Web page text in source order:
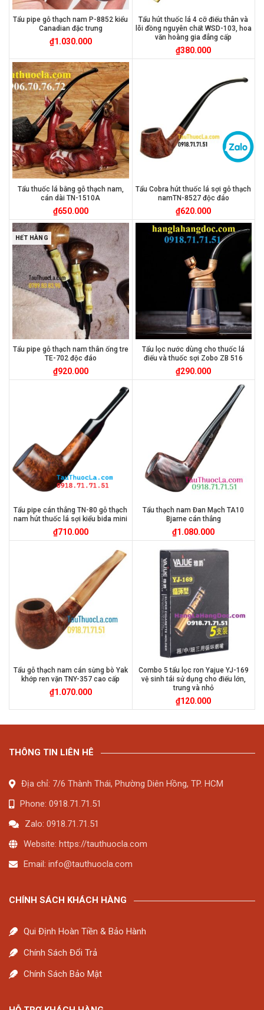
Tẩu pipe gỗ thạch nam P-8852 kiểu
Canadian đặc trưng
₫1.030.000
Tẩu hút thuốc lá 4 cỡ điếu thân và
lõi đồng nguyên chất WSD-103, hoa
văn hoàng gia đẳng cấp
₫380.000
Tẩu thuốc lá bằng gỗ thạch nam,
cán dài TN-1510A
₫650.000
Tẩu Cobra hút thuốc lá sợi gỗ thạch
namTN-8527 độc đáo
₫620.000
HẾT HÀNG
Tẩu pipe gỗ thạch nam thân ống tre
TE-702 độc đáo
₫920.000
Tẩu lọc nước dùng cho thuốc lá
điếu và thuốc sợi Zobo ZB 516
₫290.000
Tẩu pipe cán thẳng TN-80 gỗ thạch
nam hút thuốc lá sợi kiểu bida mini
₫710.000
Tẩu thạch nam Đan Mạch TA10
Bjarne cán thẳng
₫1.080.000
Tẩu gỗ thạch nam cán sừng bò Yak
khớp ren vặn TNY-357 cao cấp
₫1.070.000
Combo 5 tẩu lọc ron Yajue YJ-169
vệ sinh tái sử dụng cho điếu lớn,
trung và nhỏ
₫120.000
THÔNG TIN LIÊN HÊ
Địa chỉ: 7/6 Thành Thái, Phường Diên Hồng, TP. HCM
Phone: 0918.71.71.51
Zalo: 0918.71.71.51
Website: https://tauthuocla.com
Email: info@tauthuocla.com
CHÍNH SÁCH KHÁCH HÀNG
Qui Định Hoàn Tiền & Bảo Hành
Chính Sách Đổi Trả
Chính Sách Bảo Mật